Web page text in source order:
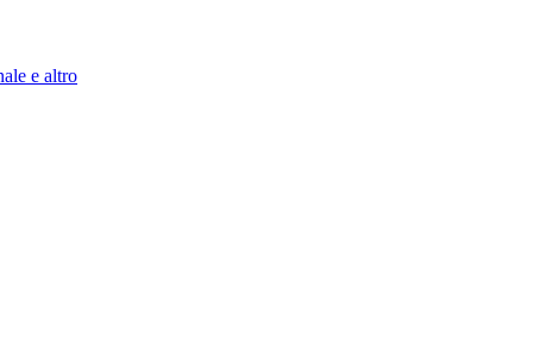
e altro